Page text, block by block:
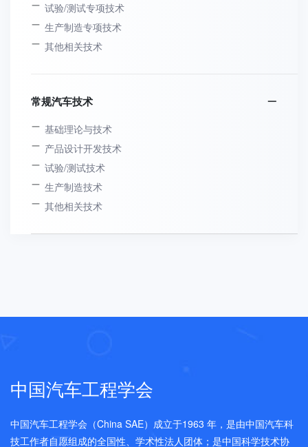
试验/测试专项技术
生产制造专项技术
其他相关技术
常规汽车技术
基础理论与技术
产品设计开发技术
试验/测试技术
生产制造技术
其他相关技术
中国汽车工程学会
中国汽车工程学会（China SAE）成立于1963 年，是由中国汽车科
技工作者自愿组成的全国性、学术性法人团体；是中国科学技术协